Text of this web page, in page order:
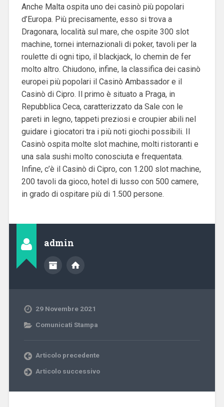
Anche Malta ospita uno dei casinò più popolari
d’Europa. Più precisamente, esso si trova a
Dragonara, località sul mare, che ospite 300 slot
machine, tornei internazionali di poker, tavoli per la
roulette di ogni tipo, il blackjack, lo chemin de fer
molto altro. Chiudono, infine, la classifica dei casinò
europei più popolari il Casinò Ambassador e il
Casinò di Cipro. Il primo è situato a Praga, in
Repubblica Ceca, caratterizzato da Sale con le
pareti in legno, tappeti preziosi e croupier abili nel
guidare i giocatori tra i più noti giochi possibili. Il
Casinò ospita molte slot machine, molti ristoranti e
una sala sushi molto conosciuta e frequentata.
Infine, c’è il Casinò di Cipro, con 1.200 slot machine,
200 tavoli da gioco, hotel di lusso con 500 camere,
in grado di ospitare più di 1.500 persone.
admin
29 Novembre 2021
Comunicati Stampa
Articolo precedente
Articolo successivo